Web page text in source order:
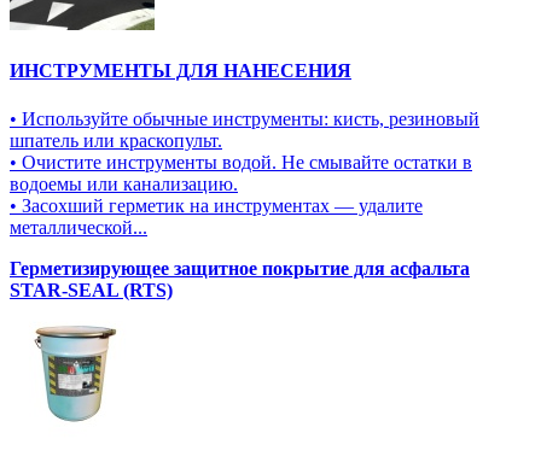
ИНСТРУМЕНТЫ ДЛЯ НАНЕСЕНИЯ
• Используйте обычные инструменты: кисть, резиновый
шпатель или краскопульт.
• Очистите инструменты водой. Не смывайте остатки в
водоемы или канализацию.
• Засохший герметик на инструментах — удалите
металлической...
Герметизирующее защитное покрытие для асфальта
STAR-SEAL (RTS)